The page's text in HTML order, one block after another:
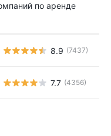
по аренде
8.9 (7437)
7.7 (4356)